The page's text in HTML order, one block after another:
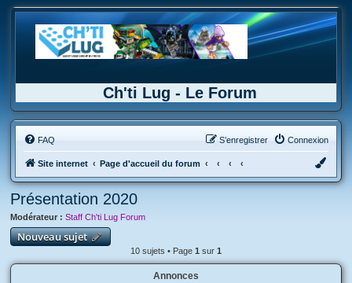
Ch'ti Lug - Le Forum
FAQ Connexion
S’enregistrer
Site internet Page d'accueil du forum
Présentation 2020
Modérateur : Staff Ch'ti Lug Forum
Nouveau sujet
10 sujets • Page 1 sur 1
Annonces